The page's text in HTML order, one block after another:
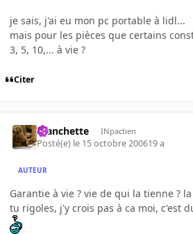
je sais, j'ai eu mon pc portable à lidl...
mais pour les pièces que certains
3, 5, 10,... à vie ?
Citer
manchette INpactien
Posté(e) le 15 octobre 200619 a
AUTEUR
Garantie à vie ? vie de qui la tienne ?
tu rigoles, j'y crois pas à ca moi, c'est